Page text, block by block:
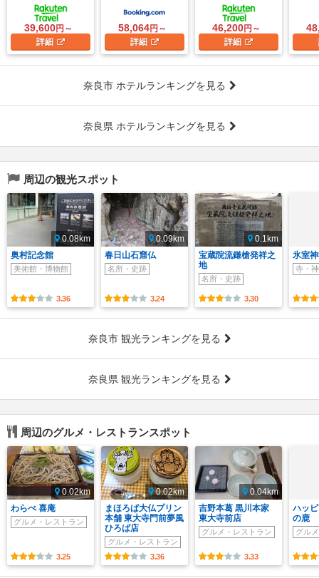
39,600円～
詳細
58,064円～
詳細
46,200円～
詳細
奈良市 ホテルランキングを見る
奈良県 ホテルランキングを見る
周辺の観光スポット
0.08km
奥村記念館
美術館・博物館
3.36
0.09km
春日山石窟仏
名所・史跡
3.24
0.1km
宝蔵院流鎌槍発祥之
地
名所・史跡
3.30
氷室
寺・
奈良市 観光ランキングを見る
奈良県 観光ランキングを見る
周辺のグルメ・レストランスポット
0.02km
わらべ 喜庵
グルメ・レストラン
3.25
0.02km
まほろば大仏プリン
本舗 東大寺門前夢風
ひろば店
グルメ・レストラン
3.36
0.04km
吉野本葛 黒川本家
東大寺前店
グルメ・レストラン
3.33
ハッ
の鹿
グル